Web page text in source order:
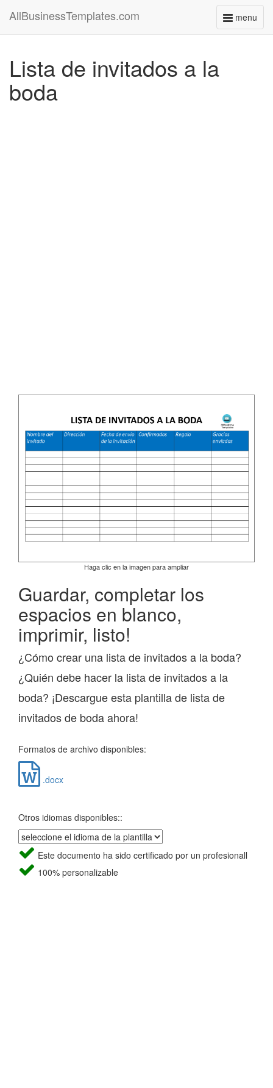
menu
Toggle
AllBusinessTemplates.com
Lista de invitados a la
boda
Haga clic en la imagen para ampliar
Guardar, completar los
espacios en blanco,
imprimir, listo!
¿Cómo crear una lista de invitados a la boda?
¿Quién debe hacer la lista de invitados a la
boda? ¡Descargue esta plantilla de lista de
invitados de boda ahora!
Formatos de archivo disponibles:
.docx
Otros idiomas disponibles::
Este documento ha sido certificado por un profesionall
100% personalizable